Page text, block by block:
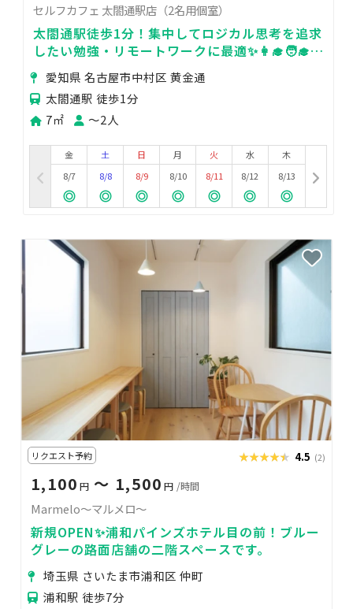
セルフカフェ 太閤通駅店（2名用個室）
太閤通駅徒歩1分！集中してロジカル思考を追求
したい勉強・リモートワークに最適✨👩‍🎓🧑‍🎓飲
食持ち込みOK🍫🥤
愛知県 名古屋市中村区 黄金通
太閤通駅 徒歩1分
7㎡
〜2人
金
8/7
土
8/8
日
8/9
月
8/10
火
8/11
水
8/12
木
8/13
リクエスト予約 ★★★★★
★★★★★ 4.5 (2)
1,100 円 〜 1,500 円 /時間
Marmelo〜マルメロ〜
新規OPEN✨浦和パインズホテル目の前！ブルー
グレーの路面店舗の二階スペースです。
埼玉県 さいたま市浦和区 仲町
浦和駅 徒歩7分